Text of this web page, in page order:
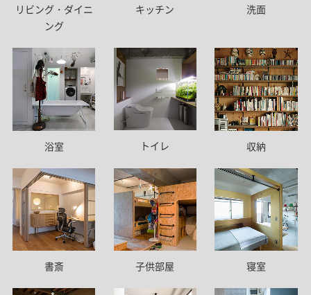
リビング・ダイニ
ング
キッチン 洗面
浴室 トイレ 収納
書斎 子供部屋 寝室